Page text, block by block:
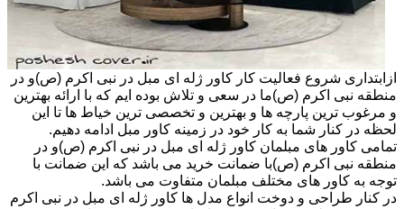
ازابتداری شروع فعالیت کار کاور ژله ای مبل در نبی اکرم (ص)و در
منطقه نبی اکرم (ص)ما در سعی و تلاش بوده ایم که با ارائه بهترین
و مرغوب ترین پارچه ها و بهترین و تخصصی ترین خیاط ها تا این
لحظه در کنار شما به کار خود در زمینه کاور مبل ادامه دهیم.
تمامی کاور های مبلمان کاور ژله ای مبل در نبی اکرم (ص)و در
منطقه نبی اکرم (ص)با ضمانت خرید می باشد که این ضمانت با
توجه به کاور های مختلف مبلمان متفاوت می باشد.
در کنار طراحی و دوخت انواع مدل ها کاور ژله ای مبل در نبی اکرم